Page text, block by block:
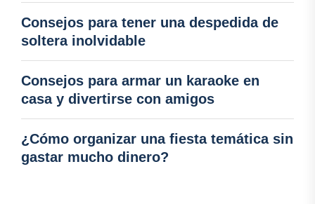
Consejos para tener una despedida de
soltera inolvidable
Consejos para armar un karaoke en
casa y divertirse con amigos
¿Cómo organizar una fiesta temática sin
gastar mucho dinero?